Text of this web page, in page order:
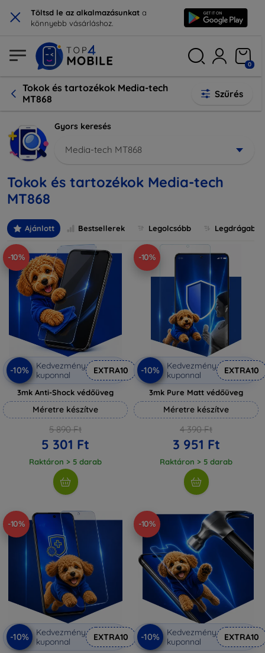
× Töltsd le az alkalmazásunkat a
könnyebb vásárláshoz.
0
Tokok és tartozékok Media-tech
MT868
Szűrés
Gyors keresés
Media-tech MT868
Tokok és tartozékok Media-tech
MT868
Ajánlott Bestsellerek Legolcsóbb Legdrágabb
-10%
-10%
Kedvezmény
kuponnal
EXTRA10
3mk Anti-Shock védőüveg
Méretre készítve
5 890 Ft
5 301 Ft
Raktáron > 5 darab
-10%
-10%
Kedvezmény
kuponnal
EXTRA10
3mk Pure Matt védőüveg
Méretre készítve
4 390 Ft
3 951 Ft
Raktáron > 5 darab
-10%
-10%
Kedvezmény
kuponnal
EXTRA10
-10%
-10%
Kedvezmény
kuponnal
EXTRA10